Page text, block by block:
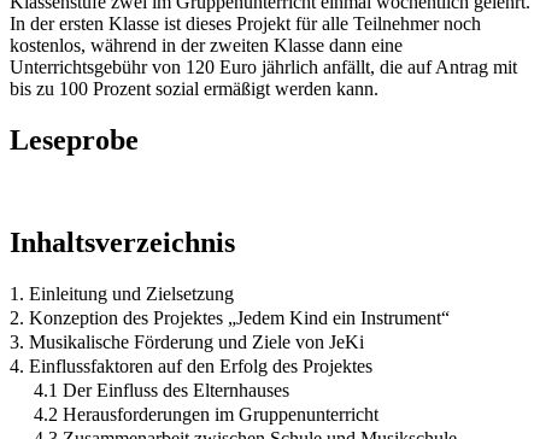
In der ersten Klasse ist dieses Projekt für alle Teilnehmer noch
kostenlos, während in der zweiten Klasse dann eine
Unterrichtsgebühr von 120 Euro jährlich anfällt, die auf Antrag mit
bis zu 100 Prozent sozial ermäßigt werden kann.
Leseprobe
Inhaltsverzeichnis
1. Einleitung und Zielsetzung
2. Konzeption des Projektes „Jedem Kind ein Instrument“
3. Musikalische Förderung und Ziele von JeKi
4. Einflussfaktoren auf den Erfolg des Projektes
4.1 Der Einfluss des Elternhauses
4.2 Herausforderungen im Gruppenunterricht